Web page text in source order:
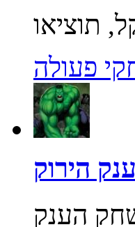
פעולה
הירוק